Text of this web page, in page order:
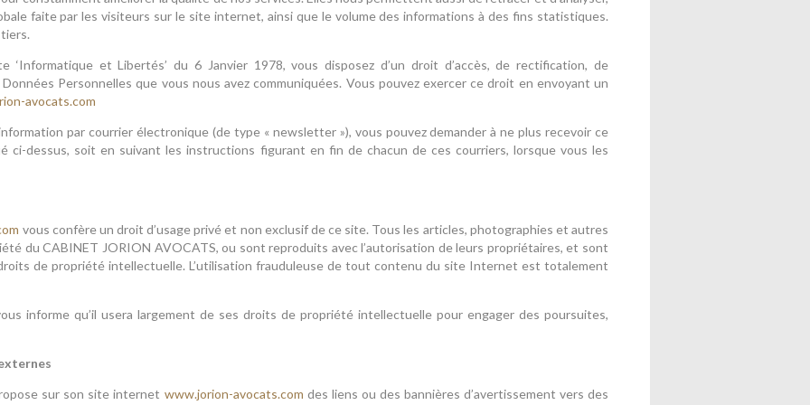
faite par les visiteurs sur le site internet, ainsi que le volume des informations à des fins statistiques.
‘Informatique et Libertés’ du 6 Janvier 1978, vous disposez d’un droit d’accès, de rectification, de
Personnelles que vous nous avez communiquées. Vous pouvez exercer ce droit en envoyant un
avocats.com
par courrier électronique (de type « newsletter »), vous pouvez demander à ne plus recevoir ce
ci-dessus, soit en suivant les instructions figurant en fin de chacun de ces courriers, lorsque vous les
vous confère un droit d’usage privé et non exclusif de ce site. Tous les articles, photographies et autres
du CABINET JORION AVOCATS, ou sont reproduits avec l’autorisation de leurs propriétaires, et sont
de propriété intellectuelle. L’utilisation frauduleuse de tout contenu du site Internet est totalement
informe qu’il usera largement de ses droits de propriété intellectuelle pour engager des poursuites,
sur son site internet www.jorion-avocats.com des liens ou des bannières d’avertissement vers des